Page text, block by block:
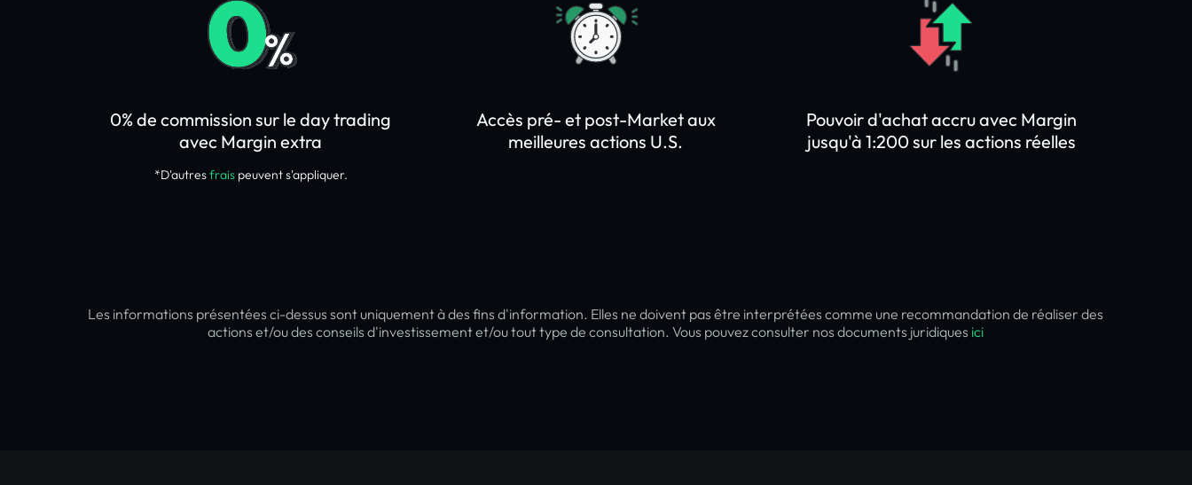
*D'autresfraispeuvent s'appliquer.
0% de commission sur le day trading
avec Margin extra
Accès pré- et post-Market aux
meilleures actions U.S.
Pouvoir d'achat accru avec Margin
jusqu'à 1:200 sur les actions réelles
Les informations présentées ci-dessus sont uniquement à des fins d'information. Elles ne doivent pas être interprétées comme une recommandation de réaliser des
actions et/ou des conseils d'investissement et/ou tout type de consultation. Vous pouvez consulter nos documents juridiques ici